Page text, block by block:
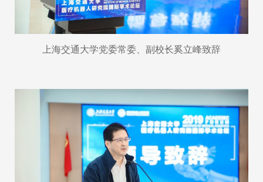
上海交通大学党委常委、副校长奚立峰致辞